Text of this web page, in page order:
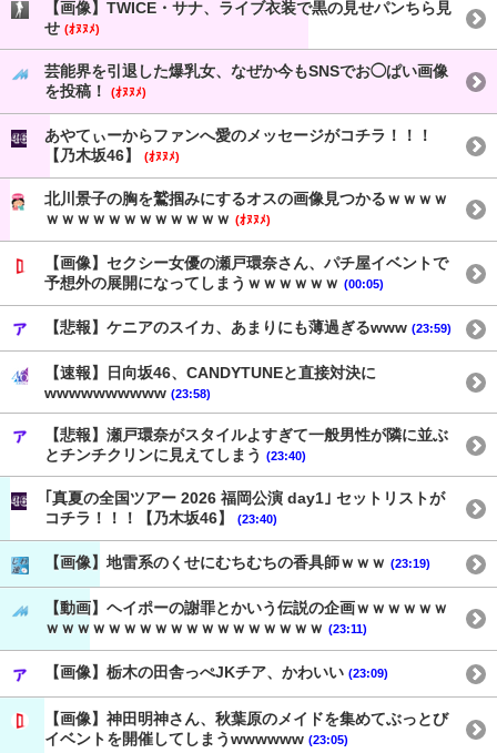
【画像】TWICE・サナ、ライブ衣装で黒の見せパンちら見
せ (ｵﾇﾇﾒ)
芸能界を引退した爆乳女、なぜか今もSNSでお◯ぱい画像
を投稿！
(ｵﾇﾇﾒ)
あやてぃーからファンへ愛のメッセージがコチラ！！！
【乃木坂46】
(ｵﾇﾇﾒ)
北川景子の胸を鷲掴みにするオスの画像見つかるｗｗｗｗ
ｗｗｗｗｗｗｗｗｗｗｗｗ (ｵﾇﾇﾒ)
【画像】セクシー女優の瀬戸環奈さん、パチ屋イベントで
予想外の展開になってしまうｗｗｗｗｗｗ (00:05)
【悲報】ケニアのスイカ、あまりにも薄過ぎるwww (23:59)
【速報】日向坂46、CANDYTUNEと直接対決に
wwwwwwwwww (23:58)
【悲報】瀬戸環奈がスタイルよすぎて一般男性が隣に並ぶ
とチンチクリンに見えてしまう (23:40)
｢真夏の全国ツアー 2026 福岡公演 day1｣ セットリストが
コチラ！！！【乃木坂46】
(23:40)
【画像】地雷系のくせにむちむちの香具師ｗｗｗ (23:19)
【動画】ヘイポーの謝罪とかいう伝説の企画ｗｗｗｗｗｗ
ｗｗｗｗｗｗｗｗｗｗｗｗｗｗｗｗｗｗ (23:11)
【画像】栃木の田舎っぺJKチア、かわいい (23:09)
【画像】神田明神さん、秋葉原のメイドを集めてぶっとび
イベントを開催してしまうwwwwww (23:05)